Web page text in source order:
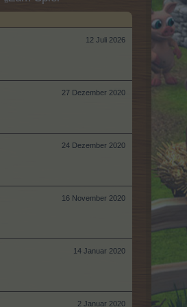
12 Juli 2026
27 Dezember 2020
24 Dezember 2020
16 November 2020
14 Januar 2020
2 Januar 2020